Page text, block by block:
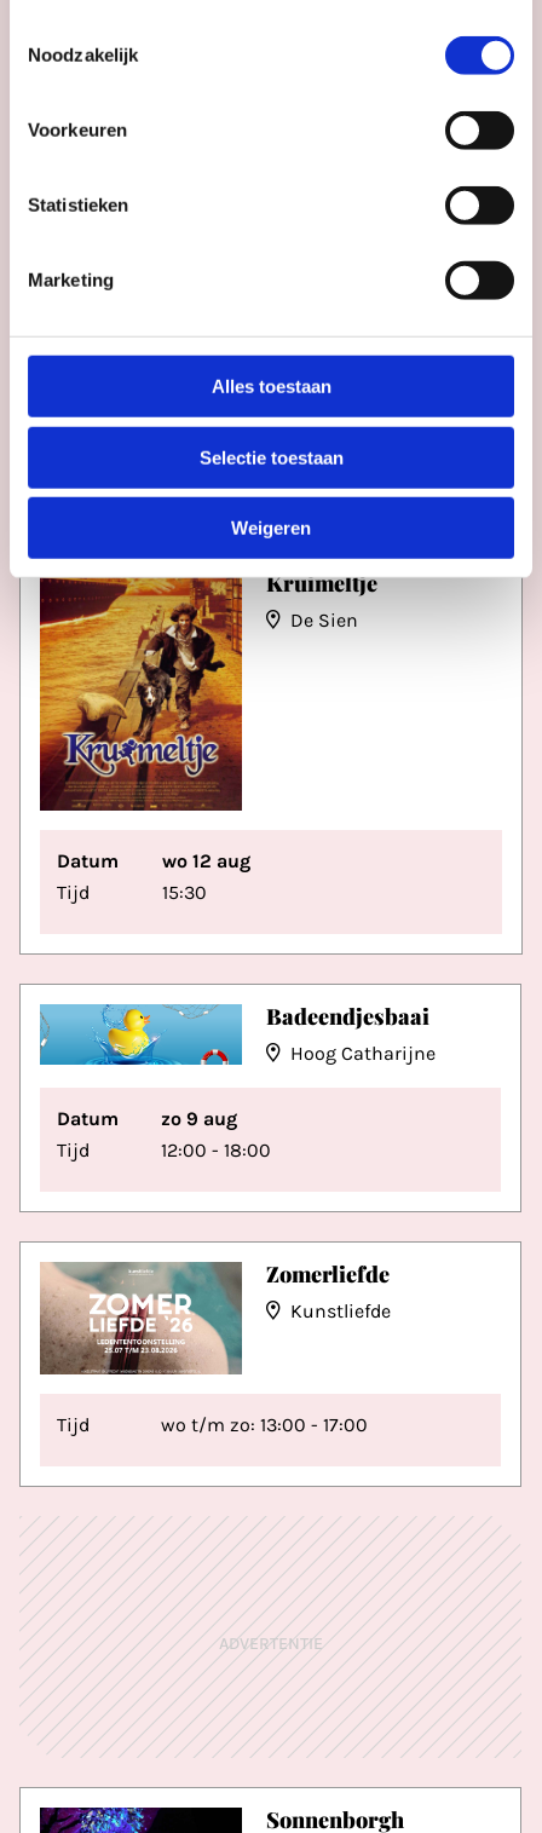
Noodzakelijk
Voorkeuren
Statistieken
Marketing
Alles toestaan
Selectie toestaan
Weigeren
Cinekid Presenteert:
Klassiekers –
Kruimeltje
De Sien
Datum
wo 12 aug
Tijd
15:30
Badeendjesbaai
Hoog Catharijne
Datum
zo 9 aug
Tijd
12:00 - 18:00
Zomerliefde
Kunstliefde
Tijd wo t/m zo: 13:00 - 17:00
ADVERTENTIE
Sonnenborgh
Museum Catharijneconvent
do 13 aug